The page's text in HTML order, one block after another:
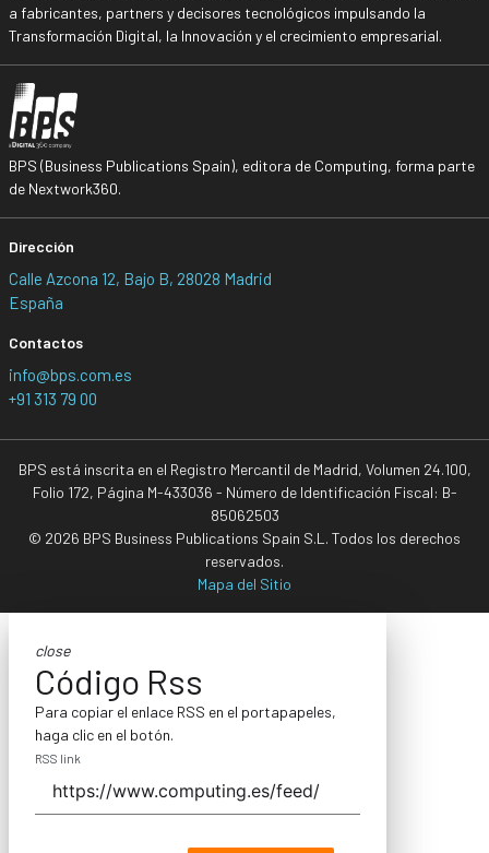
a fabricantes, partners y decisores tecnológicos impulsando la
Transformación Digital, la Innovación y el crecimiento empresarial.
BPS (Business Publications Spain), editora de Computing, forma parte
de Nextwork360.
Dirección
Calle Azcona 12, Bajo B, 28028 Madrid
España
Contactos
info@bps.com.es
+91 313 79 00
BPS está inscrita en el Registro Mercantil de Madrid, Volumen 24.100,
Folio 172, Página M-433036 - Número de Identificación Fiscal: B-
85062503
© 2026 BPS Business Publications Spain S.L. Todos los derechos
reservados.
Mapa del Sitio
close
Código Rss
Para copiar el enlace RSS en el portapapeles,
haga clic en el botón.
RSS link